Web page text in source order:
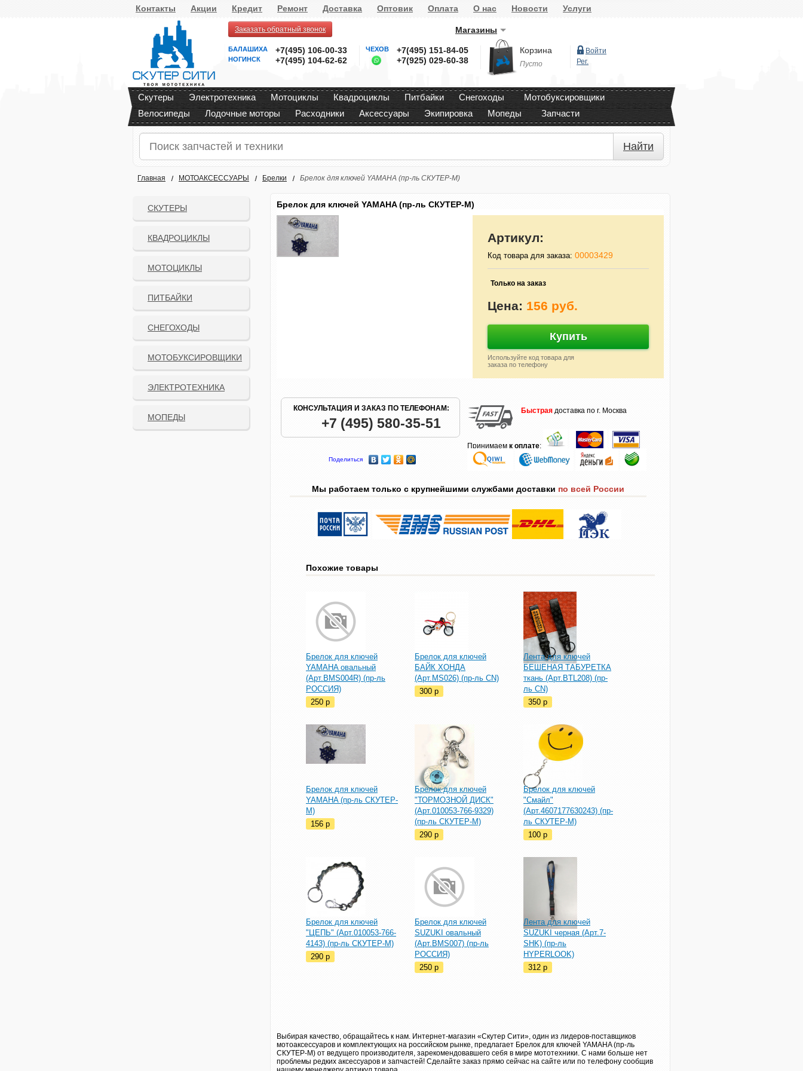
Контакты Акции Кредит Ремонт Доставка Оптовик Оплата О нас Новости Услуги
Заказать обратный звонок Магазины
БАЛАШИХА +7(495) 106-00-33
НОГИНСК +7(495) 104-62-62
ЧЕХОВ
+7(495) 151-84-05
+7(925) 029-60-38
Корзина
Пусто
Войти
Рег.
Скутеры Электротехника Мотоциклы Квадроциклы Питбайки Снегоходы
Мотобуксировщики
Велосипеды
Лодочные моторы Расходники Аксессуары Экипировка Мопеды Запчасти
Найти
Главная МОТОАКСЕССУАРЫ Брелки Брелок для ключей YAMAHA (пр-ль СКУТЕР-М)
СКУТЕРЫ
КВАДРОЦИКЛЫ
МОТОЦИКЛЫ
ПИТБАЙКИ
СНЕГОХОДЫ
МОТОБУКСИРОВЩИКИ
ЭЛЕКТРОТЕХНИКА
МОПЕДЫ
Брелок для ключей YAMAHA (пр-ль СКУТЕР-М)
Артикул:
Код товара для заказа: 00003429
Только на заказ
Цена: 156 руб.
Купить
Используйте код товара для
заказа по телефону
КОНСУЛЬТАЦИЯ И ЗАКАЗ ПО ТЕЛЕФОНАМ:
+7 (495) 580-35-51
Поделиться
Быстрая доставка по г. Москва
Принимаем к оплате:
Мы работаем только с крупнейшими службами доставки по всей России
Похожие товары
Брелок для ключей
YAMAHA овальный
(Арт.BMS004R) (пр-ль
РОССИЯ)
250 p
Брелок для ключей
БАЙК ХОНДА
(Арт.MS026) (пр-ль CN)
300 p
Лента для ключей
БЕШЕНАЯ ТАБУРЕТКА
ткань (Арт.BTL208) (пр-
ль CN)
350 p
Брелок для ключей
YAMAHA (пр-ль СКУТЕР-
М)
156 p
Брелок для ключей
"ТОРМОЗНОЙ ДИСК"
(Арт.010053-766-9329)
(пр-ль СКУТЕР-М)
290 p
Брелок для ключей
"Смайл"
(Арт.4607177630243) (пр-
ль СКУТЕР-М)
100 p
Брелок для ключей
"ЦЕПЬ" (Арт.010053-766-
4143) (пр-ль СКУТЕР-М)
290 p
Брелок для ключей
SUZUKI овальный
(Арт.BMS007) (пр-ль
РОССИЯ)
250 p
Лента для ключей
SUZUKI черная (Арт.7-
SHK) (пр-ль
HYPERLOOK)
312 p
Выбирая качество, обращайтесь к нам. Интернет-магазин «Скутер Сити», один из лидеров-поставщиков
мотоаксессуаров и комплектующих на российском рынке, предлагает Брелок для ключей YAMAHA (пр-ль
СКУТЕР-М) от ведущего производителя, зарекомендовавшего себя в мире мототехники. С нами больше нет
проблемы редких аксессуаров и запчастей! Сделайте заказ прямо сейчас на сайте или по телефону сообщив